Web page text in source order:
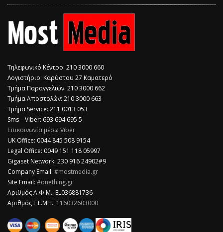
Τηλεφωνικό Κέντρο: 210 3000 660
Λογιστήριο: Καρύστου 27 Καματερό
Τμήμα Παραγγελιών: 210 3000 662
Τμήμα Αποστολών: 210 3000 663
Τμήμα Service: 211 0013 053
Sms – Viber: 693 694 695 5
Επικοινωνία μέσω Viber
​UK Office: 0044 845 508 9154
Legal Office: 0049 151 118 05997
Gigaset Network: 230 916 24902#9
Company Email: #mostmedia.gr
Site Email: #onething.gr
Αριθμός Α.Φ.Μ.: EL036881736
Αριθμός Γ.Ε.ΜΗ.: 116032603000